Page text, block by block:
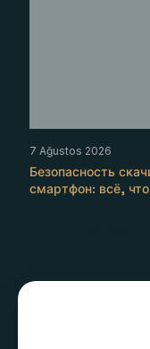
7 Ağustos 2026
Безопасность
смартфон: всё,